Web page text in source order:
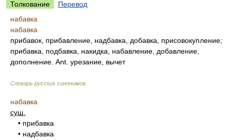
Толкование
Перевод
набавка
набавка
прибавок, прибавление, надбавка, добавка, присовокупление;
прибавка, подбавка, накидка, набавление, добавление,
дополнение. Ant. урезание, вычет
Словарь русских синонимов
набавка
сущ.
• прибавка
• надбавка